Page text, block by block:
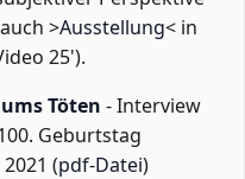
>Ausstellung< in
25').
Töten - Interview
Geburtstag
(pdf-Datei)